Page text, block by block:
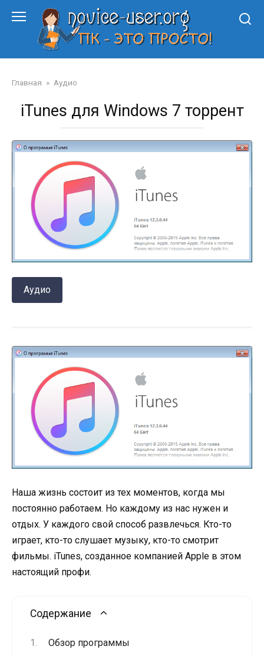
Главная » Аудио
iTunes для Windows 7 торрент
Аудио
Наша жизнь состоит из тех моментов, когда мы
постоянно работаем. Но каждому из нас нужен и
отдых. У каждого свой способ развлечься. Кто-то
играет, кто-то слушает музыку, кто-то смотрит
фильмы. iTunes, созданное компанией Apple в этом
настоящий профи.
Содержание
Обзор программы